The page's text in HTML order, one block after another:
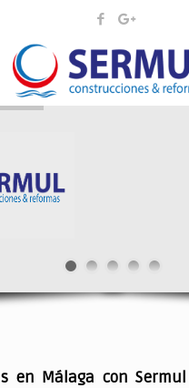
en Málaga con Sermul